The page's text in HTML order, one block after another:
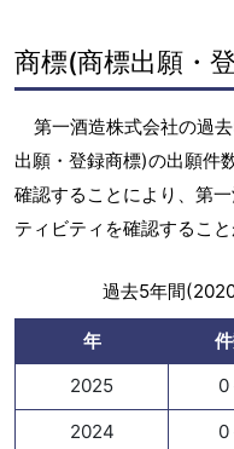
商標(商標出願・
第一酒造株式会社の過
出願・登録商標)の出願件
確認することにより、第
ティビティを確認すること
過去5年間
年
2025
0
2024 0